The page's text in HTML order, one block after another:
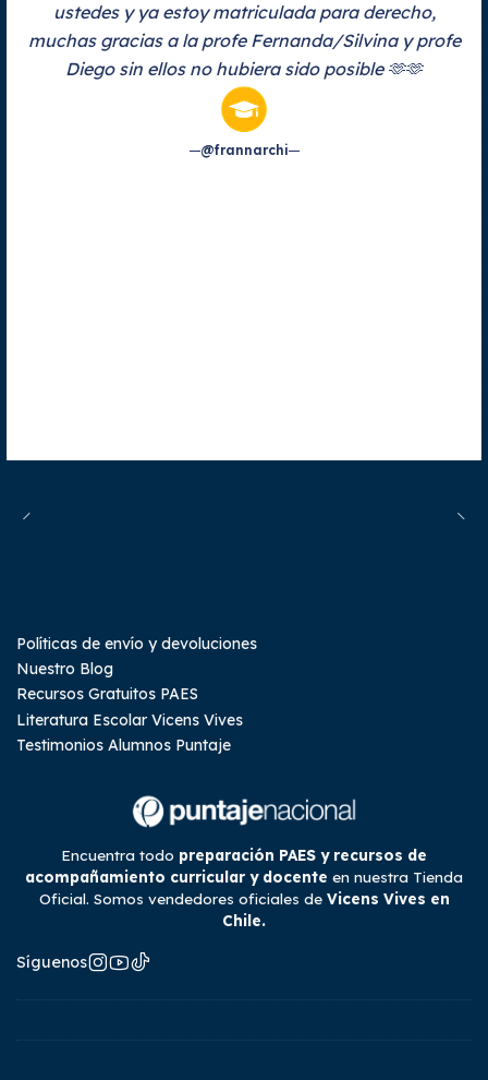
ustedes y ya estoy matriculada para derecho,
muchas gracias a la profe Fernanda/Silvina y profe
Diego sin ellos no hubiera sido posible 🫶🫶
@frannarchi
Políticas de envío y devoluciones
Nuestro Blog
Recursos Gratuitos PAES
Literatura Escolar Vicens Vives
Testimonios Alumnos Puntaje
Encuentra todo preparación PAES y recursos de
acompañamiento curricular y docente en nuestra Tienda
Oficial. Somos vendedores oficiales de Vicens Vives en
Chile.
Síguenos